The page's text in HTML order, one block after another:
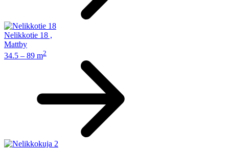
Nelikkotie 18 ,
Mattby
34.5 – 89 m2